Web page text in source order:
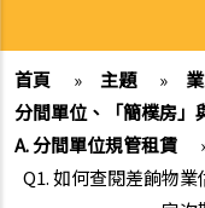
首頁 » 主題 »
分間單位、「簡樸房」
A. 分間單位規管租賃
Q1. 如何查閱差餉物